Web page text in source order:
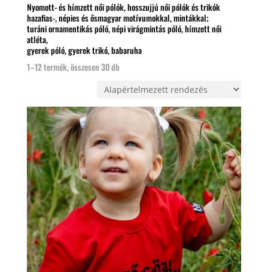
Nyomott- és hímzett női pólók, hosszujjú női pólók és trikók
hazafias-, népies és ősmagyar motívumokkal, mintákkal;
turáni ornamentikás póló, népi virágmintás póló, hímzett női
atléta,
gyerek póló, gyerek trikó, babaruha
1–12 termék, összesen 30 db